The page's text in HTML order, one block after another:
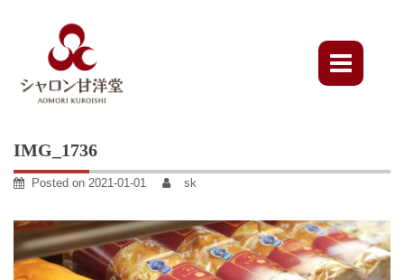
IMG_1736
Posted on 2021-01-01 sk